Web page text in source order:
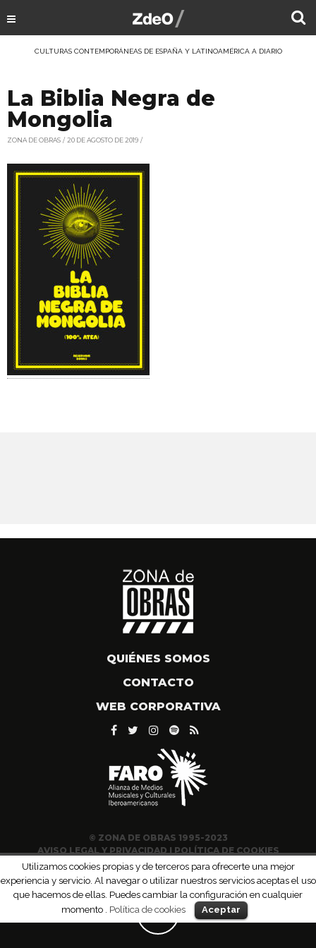
CULTURAS CONTEMPORÁNEAS DE ESPAÑA Y LATINOAMÉRICA A DIARIO
La Biblia Negra de
Mongolia
ZONA DE OBRAS 20 DE AGOSTO DE 2019
QUIÉNES SOMOS
CONTACTO
WEB CORPORATIVA
© ZONA DE OBRAS 1995-2023
AVISO LEGAL Y PRIVACIDAD|POLÍTICA DE COOKIES
Utilizamos cookies propias y de terceros para ofrecerte una mejor
experiencia y servicio. Al navegar o utilizar nuestros servicios aceptas el uso
que hacemos de ellas. Puedes cambiar la configuración en cualquier
momento . Política de cookies Aceptar